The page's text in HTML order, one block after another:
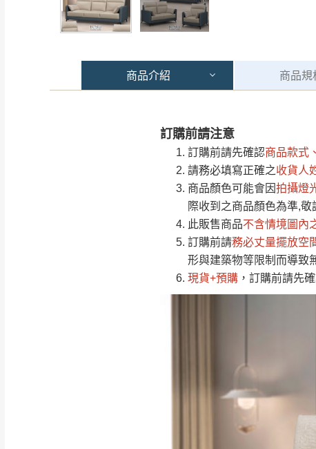
商品介紹 商品規
訂購前請注意
訂購前請先確認商品款式
請務必填寫正確之收貨人
商品顏色可能會因拍攝燈
際收到之商品顏色為準,敬
此販售商品不含情境圖內
訂購前請務必丈量擺放空
形與建築物等限制而導致
現貨+預購 ，訂購前請先
運送地區
桃園
注意事項：
由於品項繁多，
認商品是否有「
若商品價格或庫存有
接單後二日內(不
（線上客服
下單前先詢問是
（洽詢方式請搜
苗栗至基隆；其
素，導致無法配送
保護物流人員的
因大型傢俱有組